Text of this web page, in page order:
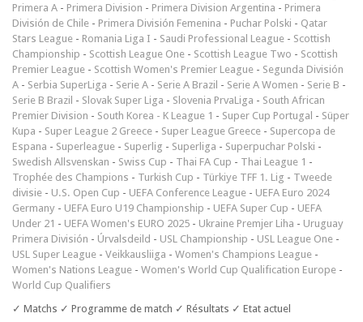
Primera A - Primera Division - Primera Division Argentina - Primera
División de Chile - Primera División Femenina - Puchar Polski - Qatar
Stars League - Romania Liga I - Saudi Professional League - Scottish
Championship - Scottish League One - Scottish League Two - Scottish
Premier League - Scottish Women's Premier League - Segunda División
A - Serbia SuperLiga - Serie A - Serie A Brazil - Serie A Women - Serie B -
Serie B Brazil - Slovak Super Liga - Slovenia PrvaLiga - South African
Premier Division - South Korea - K League 1 - Super Cup Portugal - Süper
Kupa - Super League 2 Greece - Super League Greece - Supercopa de
Espana - Superleague - Superlig - Superliga - Superpuchar Polski -
Swedish Allsvenskan - Swiss Cup - Thai FA Cup - Thai League 1 -
Trophée des Champions - Turkish Cup - Türkiye TFF 1. Lig - Tweede
divisie - U.S. Open Cup - UEFA Conference League - UEFA Euro 2024
Germany - UEFA Euro U19 Championship - UEFA Super Cup - UEFA
Under 21 - UEFA Women's EURO 2025 - Ukraine Premjer Liha - Uruguay
Primera División - Úrvalsdeild - USL Championship - USL League One -
USL Super League - Veikkausliiga - Women's Champions League -
Women's Nations League - Women's World Cup Qualification Europe -
World Cup Qualifiers
✓ Matchs ✓ Programme de match ✓ Résultats ✓ Etat actuel